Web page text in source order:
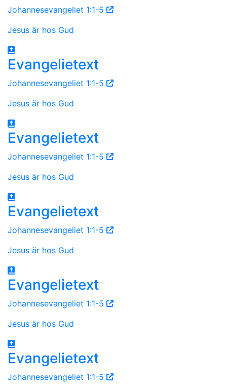
Johannesevangeliet 1:1-5
Jesus är hos Gud
Evangelietext
Johannesevangeliet 1:1-5
Jesus är hos Gud
Evangelietext
Johannesevangeliet 1:1-5
Jesus är hos Gud
Evangelietext
Johannesevangeliet 1:1-5
Jesus är hos Gud
Evangelietext
Johannesevangeliet 1:1-5
Jesus är hos Gud
Evangelietext
Johannesevangeliet 1:1-5